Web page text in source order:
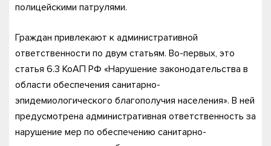
полицейскими патрулями.
Граждан привлекают к административной
ответственности по двум статьям. Во-первых, это
статья 6.3 КоАП РФ «Нарушение законодательства в
области обеспечения санитарно-
эпидемиологического благополучия населения». В ней
предусмотрена административная ответственность за
нарушение мер по обеспечению санитарно-